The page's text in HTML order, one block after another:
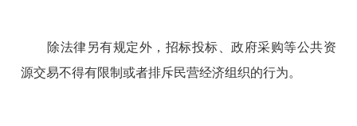
除法律另有规定外，招标投标、政府采购等公共资
源交易不得有限制或者排斥民营经济组织的行为。